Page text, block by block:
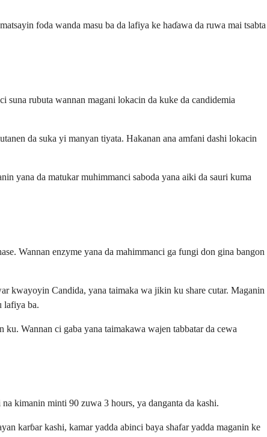
foda wanda masu ba da lafiya ke haɗawa da ruwa mai tsabta
rubuta wannan magani lokacin da kuke da candidemia
da suka yi manyan tiyata. Hakanan ana amfani dashi lokacin
yana da matukar muhimmanci saboda yana aiki da sauri kuma
Wannan enzyme yana da mahimmanci ga fungi don gina bangon
kwayoyin Candida, yana taimaka wa jikin ku share cutar. Maganin
lafiya ba.
Wannan ci gaba yana taimakawa wajen tabbatar da cewa
kimanin minti 90 zuwa 3 hours, ya danganta da kashi.
karɓar kashi, kamar yadda abinci baya shafar yadda maganin ke